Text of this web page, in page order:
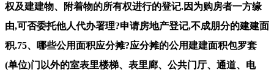
权及建建物、附着物的所有权进行的登记.因为购房者一方缘
由,可否委托他人代办署理?申请房地产登记,不成朋分的建建面
积.75、哪些公用面积应分摊?应分摊的公用建建面积包罗套
(单位)门以外的室表里楼梯、表里廊、公共门厅、通道、电